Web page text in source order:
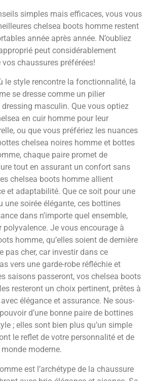
simples mais efficaces, vous vous
chelsea boots homme restent
année après année. N’oubliez
peut considérablement
chaussures préférées!
le style rencontre la fonctionnalité, la
se dresse comme un pilier
masculin. Que vous optiez
en cuir homme pour leur
ou que vous préfériez les nuances
chelsea noires homme et bottes
chaque paire promet de
tout en assurant un confort sans
chelsea boots homme allient
et adaptabilité. Que ce soit pour une
une soirée élégante, ces bottines
dans n’importe quel ensemble,
Je vous encourage à
homme, qu’elles soient de dernière
pas cher, car investir dans ce
vers une garde-robe réfléchie et
saisons passeront, vos chelsea boots
resteront un choix pertinent, prêtes à
élégance et assurance. Ne sous-
d’une bonne paire de bottines
; elles sont bien plus qu’un simple
le reflet de votre personnalité et de
moderne.
est l’archétype de la chaussure